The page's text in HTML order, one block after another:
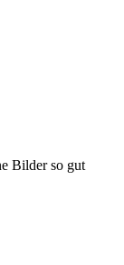
Bilder so gut